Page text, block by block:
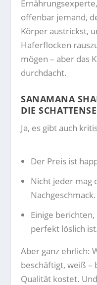
offenbar jemand,
Körper austrickst,
Haferflocken
mögen – aber das
durchdacht.
SANAMANA
DIE
Ja, es gibt auch
Der Preis ist
Nicht jeder mag
Nachgeschmack.
Einige
perfekt löslich ist.
Aber ganz ehrlich:
beschäftigt, weiß –
Qualität kostet.